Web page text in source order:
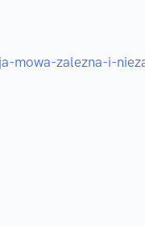
mowa-zalezna-i-